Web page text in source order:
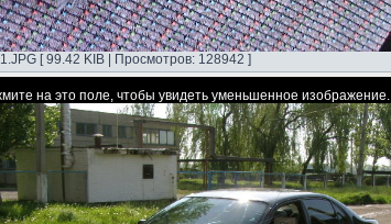
[ 99.42 KIB | Просмотров: 128942 ]
на это поле, чтобы увидеть уменьшенное изображение.